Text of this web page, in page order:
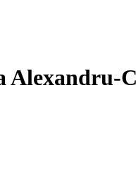
Alexandru-